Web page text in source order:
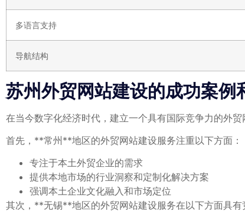
多语言支持
导航结构
苏州外贸网站建设的成功案例
在当今数字化经济时代，建立一个具有国际竞争力的外
首先，**常州**地区的外贸网站建设服务注重以下方面：
专注于本土外贸企业的需求
提供本地市场的行业洞察和定制化解决方案
强调本土企业文化融入和市场定位
其次，**无锡**地区的外贸网站建设服务在以下方面具有